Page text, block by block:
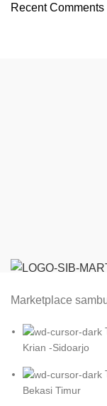
Recent Comments
Marketplace
Krian -Sidoarjo
Bekasi Timur